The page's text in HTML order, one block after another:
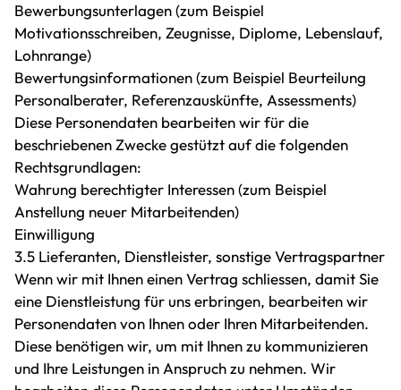
Bewerbungsunterlagen (zum Beispiel
Motivationsschreiben, Zeugnisse, Diplome, Lebenslauf,
Lohnrange)
Bewertungsinformationen (zum Beispiel Beurteilung
Personalberater, Referenzauskünfte, Assessments)
Diese Personendaten bearbeiten wir für die
beschriebenen Zwecke gestützt auf die folgenden
Rechtsgrundlagen:
Wahrung berechtigter Interessen (zum Beispiel
Anstellung neuer Mitarbeitenden)
Einwilligung
3.5 Lieferanten, Dienstleister, sonstige Vertragspartner
Wenn wir mit Ihnen einen Vertrag schliessen, damit Sie
eine Dienstleistung für uns erbringen, bearbeiten wir
Personendaten von Ihnen oder Ihren Mitarbeitenden.
Diese benötigen wir, um mit Ihnen zu kommunizieren
und Ihre Leistungen in Anspruch zu nehmen. Wir